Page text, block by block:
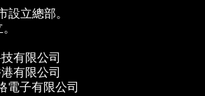
立總部。
有限公司
有限公司
電子有限公司